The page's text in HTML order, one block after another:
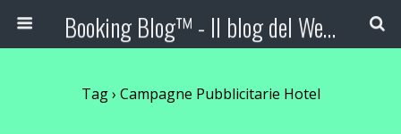
Booking Blog™ - Il blog del Web Marketing Turistico
Tag › Campagne Pubblicitarie Hotel